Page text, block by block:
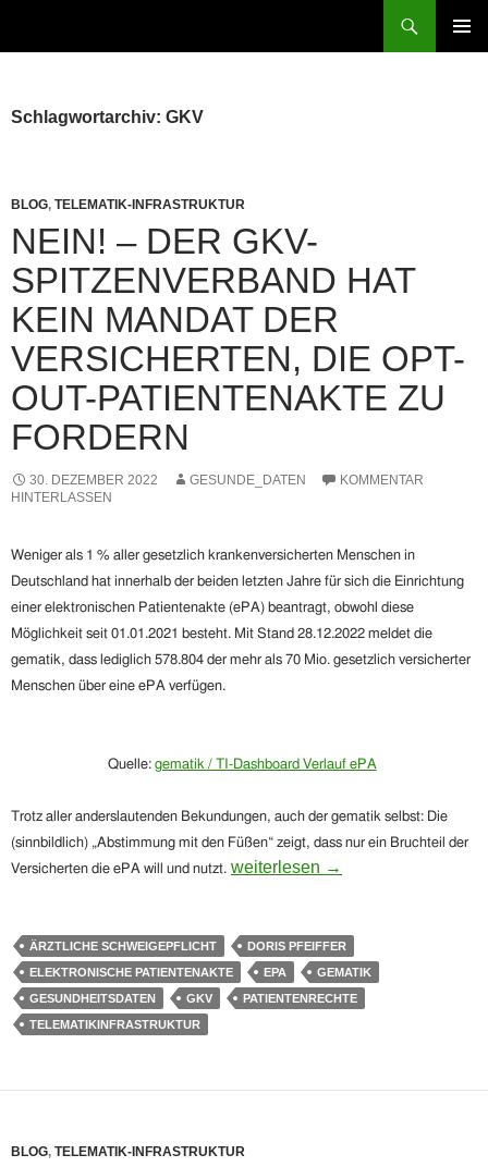
Schlagwortarchiv: GKV
BLOG, TELEMATIK-INFRASTRUKTUR
NEIN! – DER GKV-
SPITZENVERBAND HAT
KEIN MANDAT DER
VERSICHERTEN, DIE OPT-
OUT-PATIENTENAKTE ZU
FORDERN
30. DEZEMBER 2022 GESUNDE_DATEN
KOMMENTAR
HINTERLASSEN
Weniger als 1 % aller gesetzlich krankenversicherten Menschen in
Deutschland hat innerhalb der beiden letzten Jahre für sich die Einrichtung
einer elektronischen Patientenakte (ePA) beantragt, obwohl diese
Möglichkeit seit 01.01.2021 besteht. Mit Stand 28.12.2022 meldet die
gematik, dass lediglich 578.804 der mehr als 70 Mio. gesetzlich versicherter
Menschen über eine ePA verfügen.
Quelle: gematik / TI-Dashboard Verlauf ePA
Trotz aller anderslautenden Bekundungen, auch der gematik selbst: Die
(sinnbildlich) „Abstimmung mit den Füßen“ zeigt, dass nur ein Bruchteil der
Versicherten die ePA will und nutzt. Nein! – der GKV-
weiterlesen →
ÄRZTLICHE SCHWEIGEPFLICHT
DORIS PFEIFFER
ELEKTRONISCHE PATIENTENAKTE
EPA
GEMATIK
GESUNDHEITSDATEN
GKV
PATIENTENRECHTE
TELEMATIKINFRASTRUKTUR
BLOG, TELEMATIK-INFRASTRUKTUR